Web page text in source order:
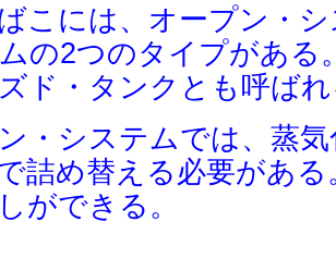
こには、オープン・
の2つのタイプがある
ド・タンクとも呼ば
・システムでは、蒸
詰め替える必要があ
ができる。